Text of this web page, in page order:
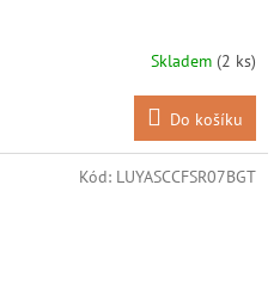
Skladem (2 ks)
Do košíku
Kód: LUYASCCFSR07BGT